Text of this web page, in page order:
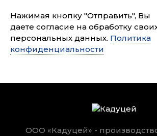
Нажимая кнопку "Отправить", Вы
даете согласие на обработку
персональных данных. Политика
конфиденциальности
ООО «Кадуцей» -